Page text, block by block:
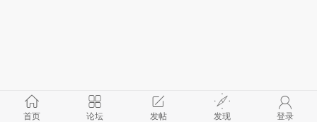
首页 论坛 发帖 发现 登录